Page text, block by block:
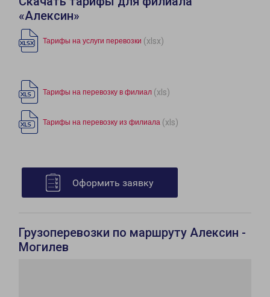
«Алексин»
Тарифы на услуги перевозки (xlsx)
Тарифы на перевозку в филиал (xls)
Тарифы на перевозку из филиала (xls)
Оформить заявку
Грузоперевозки по маршруту Алексин -
Могилев